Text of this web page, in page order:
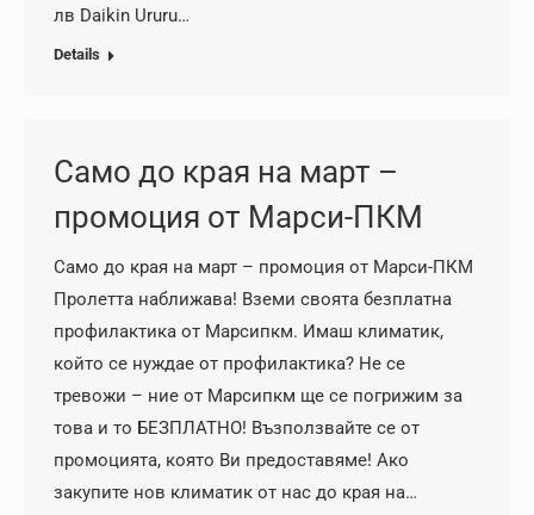
лв Daikin Ururu…
Details
Само до края на март –
промоция от Марси-ПКМ
Само до края на март – промоция от Марси-ПКМ
Пролетта наближава! Вземи своята безплатна
профилактика от Марсипкм. Имаш климатик,
който се нуждае от профилактика? Не се
тревожи – ние от Марсипкм ще се погрижим за
това и то БЕЗПЛАТНО! Възползвайте се от
промоцията, която Ви предоставяме! Ако
закупите нов климатик от нас до края на…